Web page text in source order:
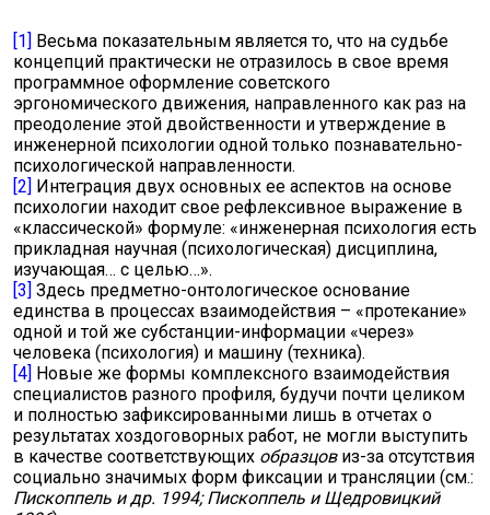
[1] Весьма показательным является то, что на судьбе
концепций практически не отразилось в свое время
программное оформление советского
эргономического движения, направленного как раз на
преодоление этой двойственности и утверждение в
инженерной психологии одной только познавательно-
психологической направленности.
[2] Интеграция двух основных ее аспектов на основе
психологии находит свое рефлексивное выражение в
«классической» формуле: «инженерная психология есть
прикладная научная (психологическая) дисциплина,
изучающая… с целью…».
[3] Здесь предметно-онтологическое основание
единства в процессах взаимодействия – «протекание»
одной и той же субстанции-информации «через»
человека (психология) и машину (техника).
[4] Новые же формы комплексного взаимодействия
специалистов разного профиля, будучи почти целиком
и полностью зафиксированными лишь в отчетах о
результатах хоздоговорных работ, не могли выступить
в качестве соответствующих образцовиз-за отсутствия
социально значимых форм фиксации и трансляции (см.:
Пископпель и др. 1994; Пископпель и Щедровицкий